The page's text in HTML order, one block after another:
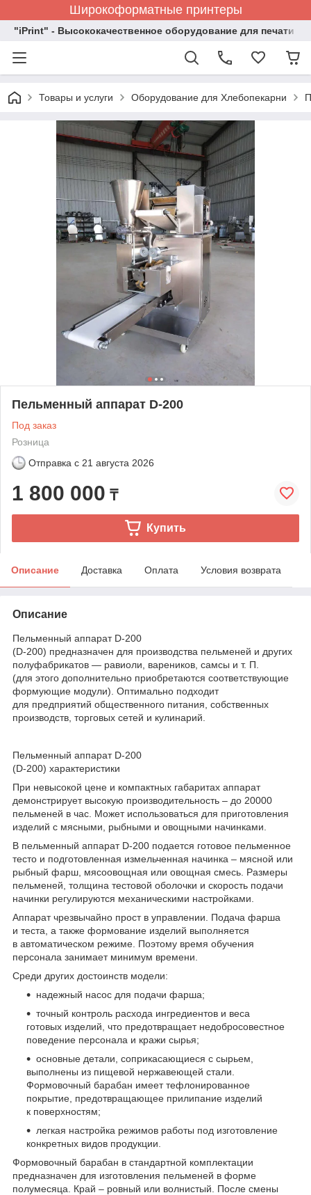
Широкоформатные принтеры
"iPrint" - Высококачественное оборудование для печати
Товары и услуги Оборудование для Хлебопекарни
Пельменный аппарат D-200
Под заказ
Розница
Отправка с 21 августа 2026
1 800 000 ₸
Купить
Описание Доставка Оплата Условия возврата
Описание
Пельменный аппарат D-200
(D-200) предназначен для производства пельменей и других
полуфабрикатов — равиоли, вареников, самсы и т. П.
(для этого дополнительно приобретаются соответствующие
формующие модули). Оптимально подходит
для предприятий общественного питания, собственных
производств, торговых сетей и кулинарий.
Пельменный аппарат D-200
(D-200) характеристики
При невысокой цене и компактных габаритах аппарат
демонстрирует высокую производительность – до 20000
пельменей в час. Может использоваться для приготовления
изделий с мясными, рыбными и овощными начинками.
В пельменный аппарат D-200 подается готовое пельменное
тесто и подготовленная измельченная начинка – мясной или
рыбный фарш, мясоовощная или овощная смесь. Размеры
пельменей, толщина тестовой оболочки и скорость подачи
начинки регулируются механическими настройками.
Аппарат чрезвычайно прост в управлении. Подача фарша
и теста, а также формование изделий выполняется
в автоматическом режиме. Поэтому время обучения
персонала занимает минимум времени.
Среди других достоинств модели:
надежный насос для подачи фарша;
точный контроль расхода ингредиентов и веса
готовых изделий, что предотвращает недобросовестное
поведение персонала и кражи сырья;
основные детали, соприкасающиеся с сырьем,
выполнены из пищевой нержавеющей стали.
Формовочный барабан имеет тефлонированное
покрытие, предотвращающее прилипание изделий
к поверхностям;
легкая настройка режимов работы под изготовление
конкретных видов продукции.
Формовочный барабан в стандартной комплектации
предназначен для изготовления пельменей в форме
полумесяца. Край – ровный или волнистый. После смены